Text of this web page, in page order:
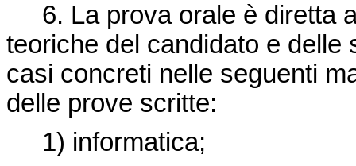
6. La prova orale è diretta
teoriche del candidato e
casi concreti nelle seguenti
delle prove scritte:
1) informatica;